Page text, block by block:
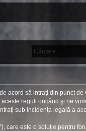
acord să intraţi din punct
reguli oricând şi ne
sub incidenţa legală a
care este o soluţie pentru